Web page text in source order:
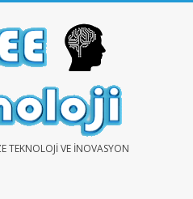
TEKNOLOJI VE İNOVASYON